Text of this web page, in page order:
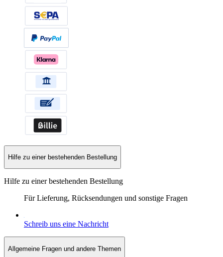
Hilfe zu einer bestehenden Bestellung
Hilfe zu einer bestehenden Bestellung
Für Lieferung, Rücksendungen und sonstige Fragen
Schreib uns eine Nachricht
Allgemeine Fragen und andere Themen